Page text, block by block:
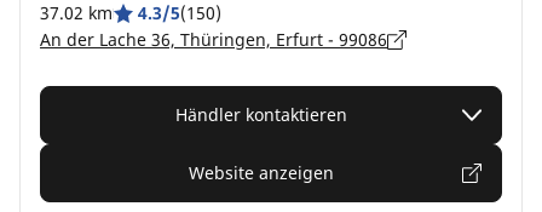
37.02 km 4.3/5(150)
An der Lache 36, Thüringen, Erfurt - 99086
Händler kontaktieren
Website anzeigen